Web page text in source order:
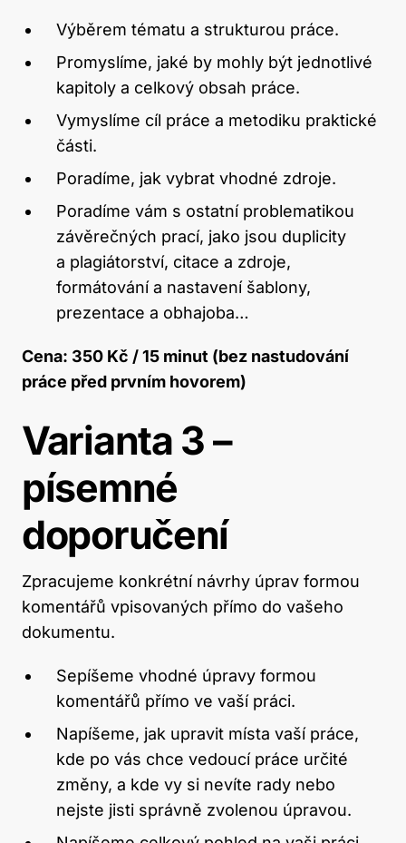
Výběrem tématu a strukturou práce.
Promyslíme, jaké by mohly být jednotlivé
kapitoly a celkový obsah práce.
Vymyslíme cíl práce a metodiku praktické
části.
Poradíme, jak vybrat vhodné zdroje.
Poradíme vám s ostatní problematikou
závěrečných prací, jako jsou duplicity
a plagiátorství, citace a zdroje,
formátování a nastavení šablony,
prezentace a obhajoba…
Cena: 350 Kč / 15 minut (bez nastudování
práce před prvním hovorem)
Varianta 3 –
písemné
doporučení
Zpracujeme konkrétní návrhy úprav formou
komentářů vpisovaných přímo do vašeho
dokumentu.
Sepíšeme vhodné úpravy formou
komentářů přímo ve vaší práci.
Napíšeme, jak upravit místa vaší práce,
kde po vás chce vedoucí práce určité
změny, a kde vy si nevíte rady nebo
nejste jisti správně zvolenou úpravou.